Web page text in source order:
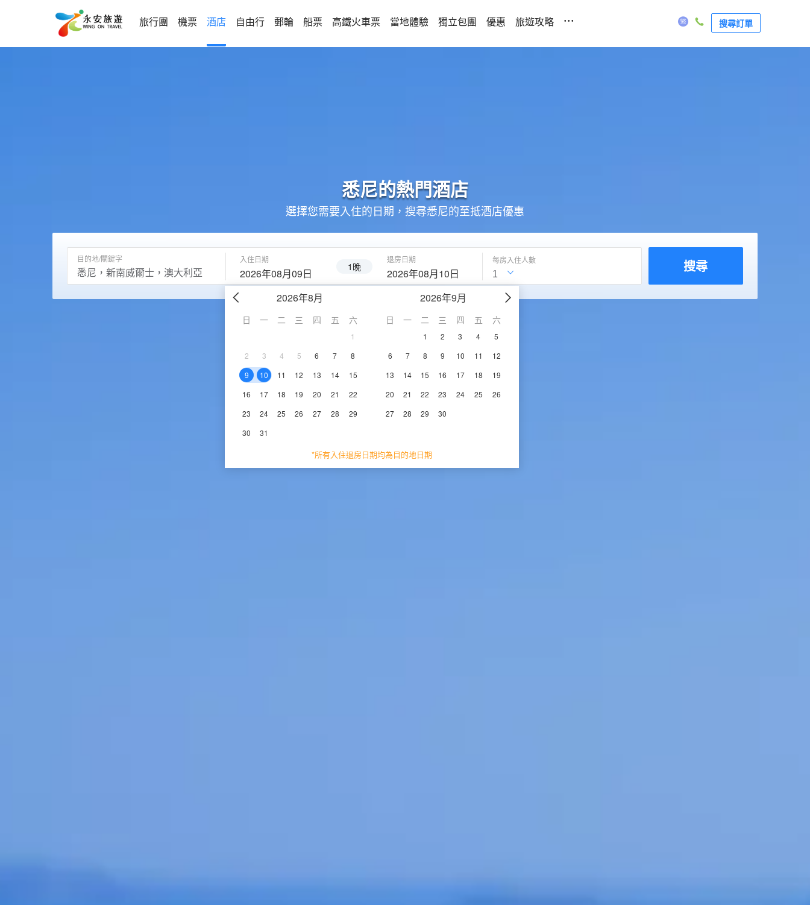
旅行團 機票 酒店 自由行 郵輪 船票 高鐵火車票 當地體驗 獨立包團 優惠 旅遊攻略 ... 搜尋訂單
悉尼的熱門酒店
選擇您需要入住的日期，搜尋悉尼的至抵酒店優惠
目的地/關鍵字 入住日期
2026年08月09日 1晚
退房日期
2026年08月10日
2026年8月
日 一 二 三 四 五 六
1
2
3 4 5 6 7
8
9
10 11 12 13 14
15
16
17 18 19 20 21
22
23
24 25 26 27 28
29
30
31
2026年9月
日 一 二 三 四 五 六
1 2 3 4
5
6
7 8 9 10 11
12
13
14 15 16 17 18
19
20
21 22 23 24 25
26
27
28 29 30
*所有入住退房日期均為目的地日期
每房入住人數 搜尋